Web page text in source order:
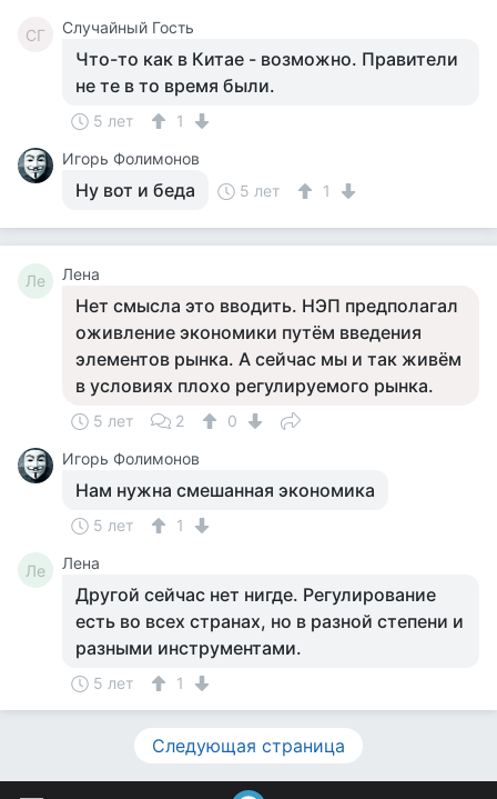
СГ Случайный Гость
Что-то как в Китае - возможно. Правители
не те в то время были.
5 лет
1
Игорь Фолимонов
Ну вот и беда 5 лет 1
Ле Лена
Нет смысла это вводить. НЭП предполагал
оживление экономики путём введения
элементов рынка. А сейчас мы и так живём
в условиях плохо регулируемого рынка.
5 лет 2
0
Игорь Фолимонов
Нам нужна смешанная экономика
5 лет 1
Ле Лена
Другой сейчас нет нигде. Регулирование
есть во всех странах, но в разной степени и
разными инструментами.
5 лет 1
Следующая страница